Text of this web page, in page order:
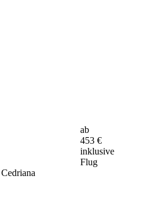
ab
453 €
inklusive
Flug
Cedriana